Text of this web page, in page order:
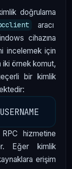
doğrulama
aracı
cihazına
incelemek için
iki örnek komut,
bir kimlik
hizmetine
Eğer kimlik
erişim